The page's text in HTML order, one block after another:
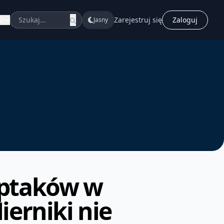
Jasny Zarejestruj się Zaloguj
w
nie